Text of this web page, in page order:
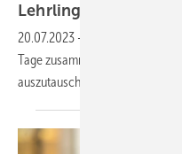
Lehrlingscamp von
20.07.2023 -
Tage zusammen, um sich mit
auszutauschen und ihr